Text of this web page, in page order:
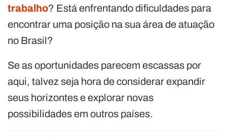
trabalho? Está enfrentando dificuldades para
encontrar uma posição na sua área de atuação
no Brasil?
Se as oportunidades parecem escassas por
aqui, talvez seja hora de considerar expandir
seus horizontes e explorar novas
possibilidades em outros países.